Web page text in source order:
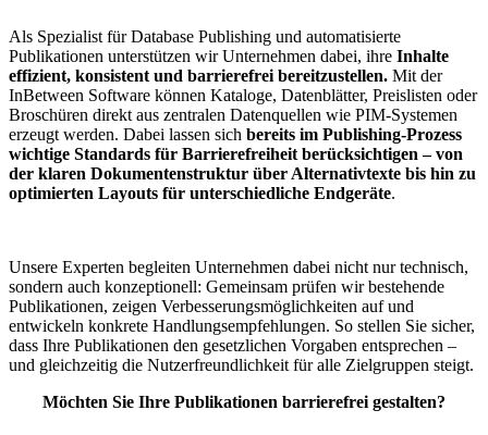
Als Spezialist für Database Publishing und automatisierte
Publikationen unterstützen wir Unternehmen dabei, ihre Inhalte
effizient, konsistent und barrierefrei bereitzustellen. Mit der
InBetween Software können Kataloge, Datenblätter, Preislisten oder
Broschüren direkt aus zentralen Datenquellen wie PIM-Systemen
erzeugt werden. Dabei lassen sich bereits im Publishing-Prozess
wichtige Standards für Barrierefreiheit berücksichtigen – von
der klaren Dokumentenstruktur über Alternativtexte bis hin zu
optimierten Layouts für unterschiedliche Endgeräte.
Unsere Experten begleiten Unternehmen dabei nicht nur technisch,
sondern auch konzeptionell: Gemeinsam prüfen wir bestehende
Publikationen, zeigen Verbesserungsmöglichkeiten auf und
entwickeln konkrete Handlungsempfehlungen. So stellen Sie sicher,
dass Ihre Publikationen den gesetzlichen Vorgaben entsprechen –
und gleichzeitig die Nutzerfreundlichkeit für alle Zielgruppen steigt.
Möchten Sie Ihre Publikationen barrierefrei gestalten?